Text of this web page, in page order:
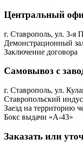
Центральный
г. Ставрополь, ул. 3-
Демонстрационный
Заключение договора
Самовывоз с
г. Ставрополь, ул.
Ставропольский
Заезд на территорию
Бокс выдачи «A-43»
Заказать или